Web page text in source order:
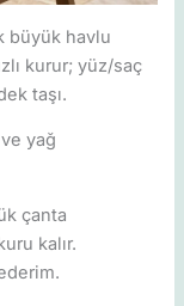
büyük havlu
kurur; yüz/saç
taşı.
yağ
çanta
kalır.